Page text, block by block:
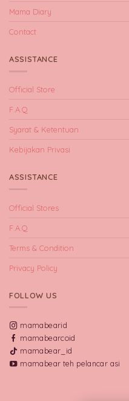
Mama Diary
Contact
ASSISTANCE
Official Store
F.A.Q
Syarat & Ketentuan
Kebijakan Privasi
ASSISTANCE
Official Stores
F.A.Q
Terms & Condition
Privacy Policy
FOLLOW US
mamabearid
mamabearcoid
mamabear_id
mamabear teh pelancar asi